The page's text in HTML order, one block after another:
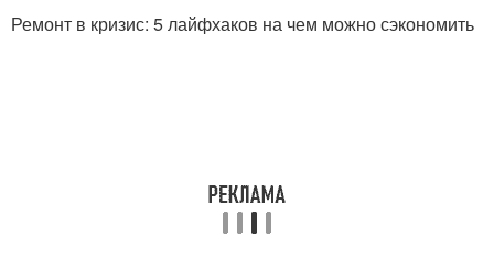
Ремонт в кризис: 5 лайфхаков на чем можно сэкономить